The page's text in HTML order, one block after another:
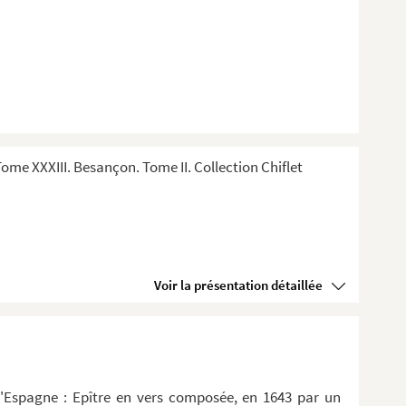
XXXIII. Besançon. Tome II. Collection Chiflet
Voir la présentation détaillée
: Epître en vers composée, en 1643 par un